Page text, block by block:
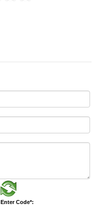
Enter Code*: